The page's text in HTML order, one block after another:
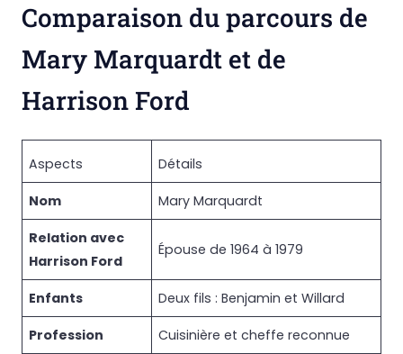
Comparaison du parcours de
Mary Marquardt et de
Harrison Ford
Aspects Détails
Nom Mary Marquardt
Relation avec
Harrison Ford
Épouse de 1964 à 1979
Enfants Deux fils : Benjamin et Willard
Profession Cuisinière et cheffe reconnue